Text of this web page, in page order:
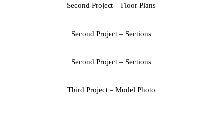
Second Project – Floor Plans
Second Project – Sections
Second Project – Sections
Third Project – Model Photo